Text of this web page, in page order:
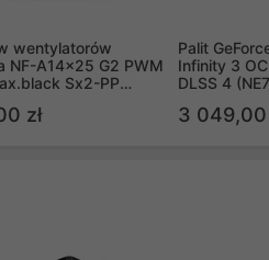
wentylatorów
NF-A14x25 G2 PWM
Sx2-PP
zł
Palit
Infinity 3 OC
DLSS 4
3 049,00